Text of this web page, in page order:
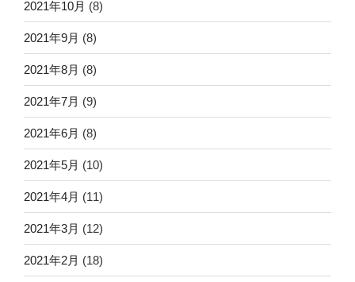
2021年10月 (8)
2021年9月 (8)
2021年8月 (8)
2021年7月 (9)
2021年6月 (8)
2021年5月 (10)
2021年4月 (11)
2021年3月 (12)
2021年2月 (18)